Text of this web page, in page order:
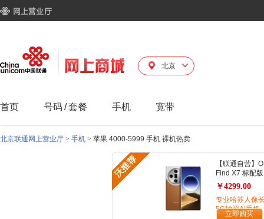
北京
首页 号码/套餐 手机 宽带
北京联通网上营业厅 > 手机 > 苹果 4000-5999 手机 裸机热卖
【联通自营】
Find X7 标配版
￥4299.00
专业哈苏人像
5G拍照AI手机
立即购买